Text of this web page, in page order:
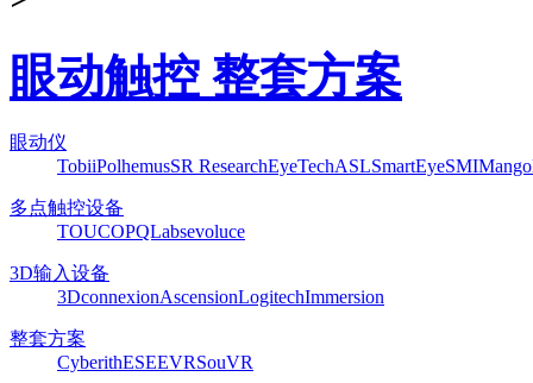
眼动触控 整套方案
眼动仪
TobiiPolhemusSR ResearchEyeTechASLSmartEyeSMI
多点触控设备
TOUCOPQLabsevoluce
3D输入设备
3DconnexionAscensionLogitechImmersion
整套方案
CyberithESEEVRSouVR